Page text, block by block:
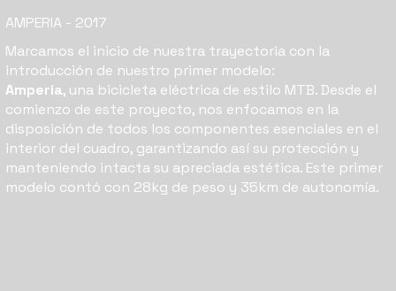
Marcamos el inicio de nuestra trayectoria con la
introducción de nuestro primer modelo:
Amperia, una bicicleta eléctrica de estilo MTB. Desde el
comienzo de este proyecto, nos enfocamos en la
disposición de todos los componentes esenciales en el
interior del cuadro, garantizando así su protección y
manteniendo intacta su apreciada estética. Este primer
modelo contó con 28kg de peso y 35km de autonomía.
AMPERIA - 2017